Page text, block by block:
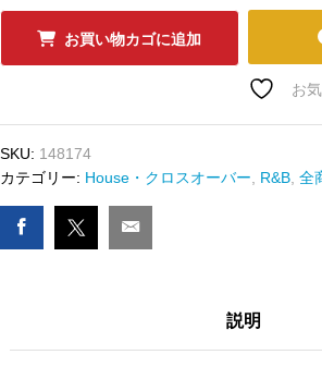
ｺ
ﾄﾞ
FANTASY
数
量
お買い物カゴに追加
お
SKU: 148174
カテゴリー: House・クロスオーバー, R&B, 全
説明